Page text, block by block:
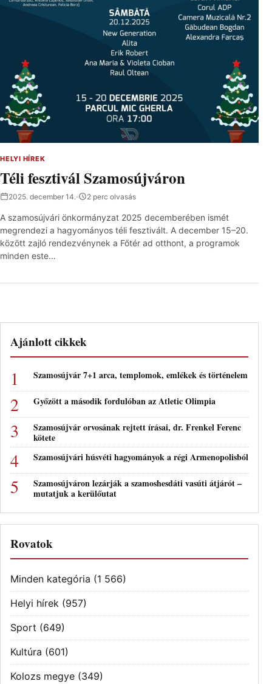
HELYI HÍREK
Téli fesztivál Szamosújváron
2025. december 14.· 2 perc olvasás
A szamosújvári önkormányzat 2025 decemberében ismét
megrendezi a hagyományos téli fesztivált. A december 15–20.
között zajló rendezvénynek a Főtér ad otthont, a programok
minden este…
Ajánlott cikkek
Szamosújvár 7+1 arca, templomok, emlékek és történelem
Győzött a második fordulóban az Atletic Olimpia
Szamosújvár orvosának rejtett írásai, dr. Frenkel Ferenc
kötete
Szamosújvári húsvéti hagyományok a régi Armenopolisból
Szamosújváron lezárják a szamoshesdáti vasúti átjárót –
mutatjuk a kerülőutat
Rovatok
Minden kategória (1 566)
Helyi hírek (957)
Sport (649)
Kultúra (601)
Kolozs megye (349)